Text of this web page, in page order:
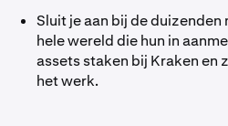
Sluit je aan bij de duizenden
hele wereld die hun in
assets staken bij Kraken en
het werk.